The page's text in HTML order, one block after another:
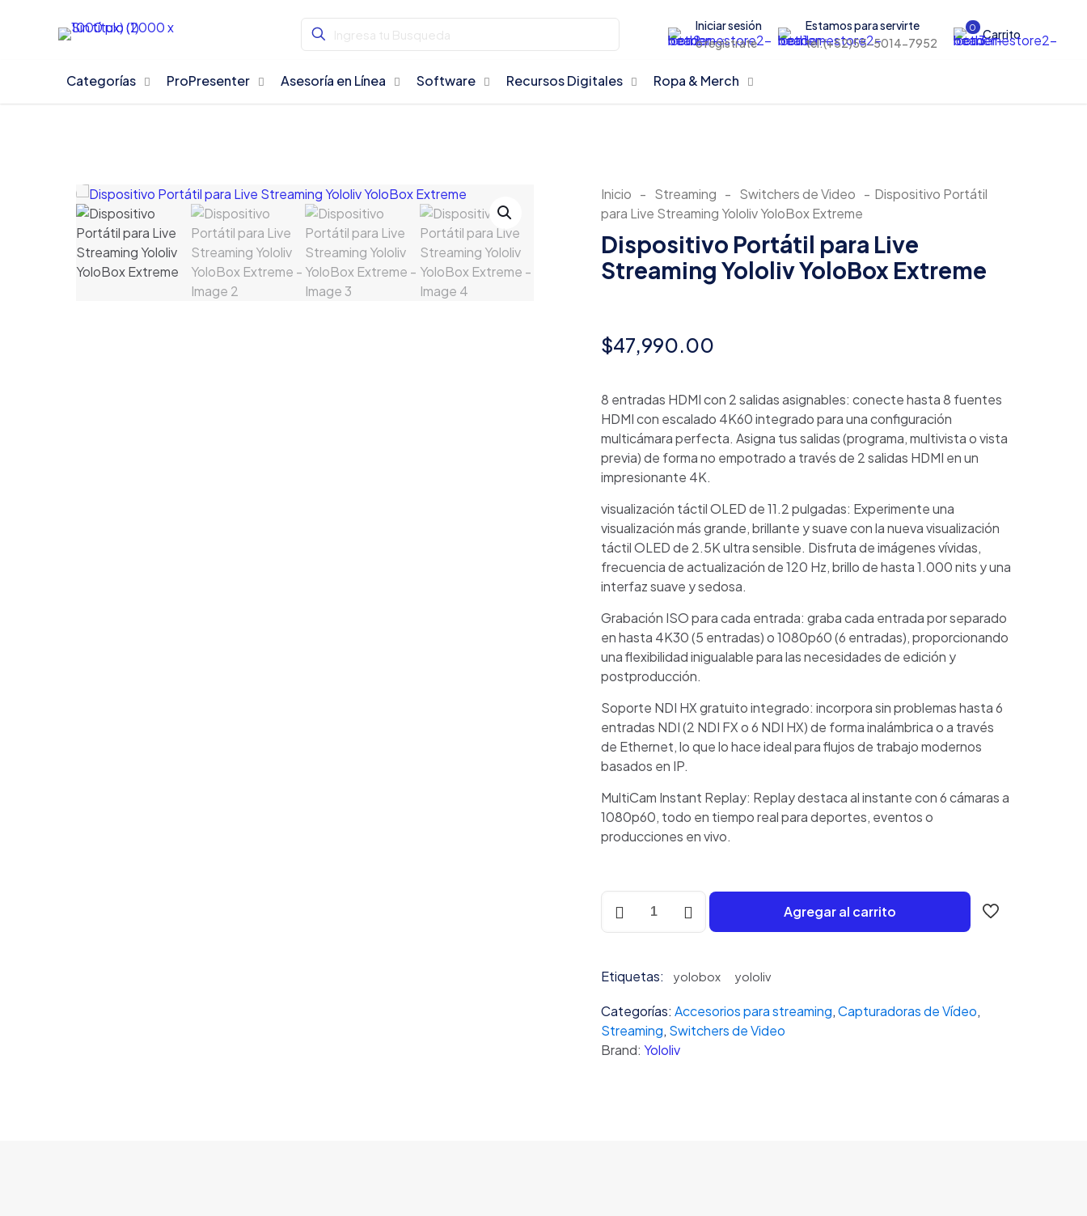
Iniciar sesión
o registrate
Estamos para servirte
tel:(+52)55-5014-7952
0 Carrito
Categorías ProPresenter Asesoría en Línea Software Recursos Digitales Ropa & Merch
Inicio - Streaming - Switchers de Video - Dispositivo Portátil
para Live Streaming Yololiv YoloBox Extreme
Dispositivo Portátil para Live
Streaming Yololiv YoloBox Extreme
$47,990.00
8 entradas HDMI con 2 salidas asignables: conecte hasta 8 fuentes
HDMI con escalado 4K60 integrado para una configuración
multicámara perfecta. Asigna tus salidas (programa, multivista o vista
previa) de forma no empotrado a través de 2 salidas HDMI en un
impresionante 4K.
visualización táctil OLED de 11.2 pulgadas: Experimente una
visualización más grande, brillante y suave con la nueva visualización
táctil OLED de 2.5K ultra sensible. Disfruta de imágenes vívidas,
frecuencia de actualización de 120 Hz, brillo de hasta 1.000 nits y una
interfaz suave y sedosa.
Grabación ISO para cada entrada: graba cada entrada por separado
en hasta 4K30 (5 entradas) o 1080p60 (6 entradas), proporcionando
una flexibilidad inigualable para las necesidades de edición y
postproducción.
Soporte NDI HX gratuito integrado: incorpora sin problemas hasta 6
entradas NDI (2 NDI FX o 6 NDI HX) de forma inalámbrica o a través
de Ethernet, lo que lo hace ideal para flujos de trabajo modernos
basados en IP.
MultiCam Instant Replay: Replay destaca al instante con 6 cámaras a
1080p60, todo en tiempo real para deportes, eventos o
producciones en vivo.
Dispositivo
Portátil
para
Streaming
YoloBox
Extreme
cantidad
Agregar al carrito
Etiquetas: yolobox yololiv
Categorías: Accesorios para streaming,Capturadoras de Vídeo,
Streaming, Switchers de Video
Brand: Yololiv